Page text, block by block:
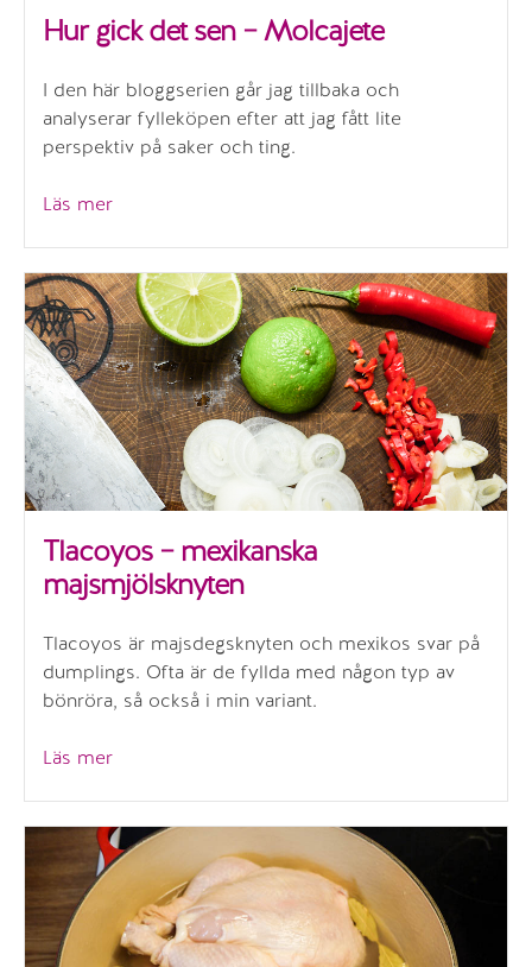
Hur gick det sen – Molcajete
I den här bloggserien går jag tillbaka och
analyserar fylleköpen efter att jag fått lite
perspektiv på saker och ting.
Läs mer”Hur
sen
–
Molcajete”
Tlacoyos – mexikanska
majsmjölsknyten
Tlacoyos är majsdegsknyten och mexikos svar på
dumplings. Ofta är de fyllda med någon typ av
bönröra, så också i min variant.
Läs mer”Tlacoyos
majsmjölsknyten”